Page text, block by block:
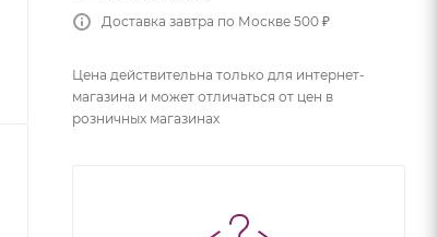
Доставка завтра по Москве 500 ₽
Цена действительна только для интернет-
магазина и может отличаться от цен в
розничных магазинах